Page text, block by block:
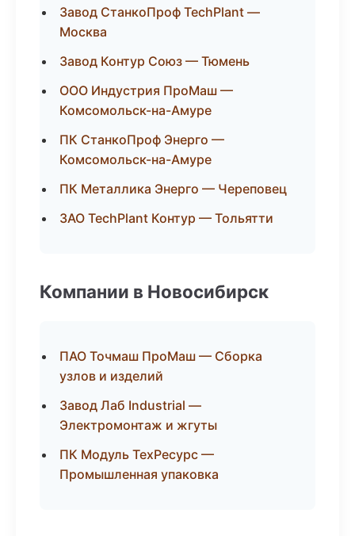
Завод СтанкоПроф TechPlant —
Москва
Завод Контур Союз — Тюмень
ООО Индустрия ПроМаш —
Комсомольск-на-Амуре
ПК СтанкоПроф Энерго —
Комсомольск-на-Амуре
ПК Металлика Энерго — Череповец
ЗАО TechPlant Контур — Тольятти
Компании в Новосибирск
ПАО Точмаш ПроМаш — Сборка
узлов и изделий
Завод Лаб Industrial —
Электромонтаж и жгуты
ПК Модуль ТехРесурс —
Промышленная упаковка